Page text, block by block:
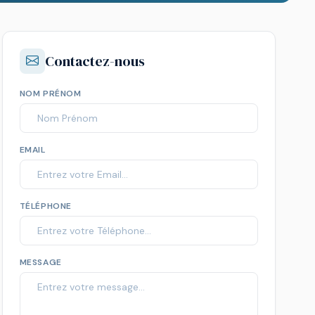
Contactez-nous
NOM PRÉNOM
EMAIL
TÉLÉPHONE
MESSAGE